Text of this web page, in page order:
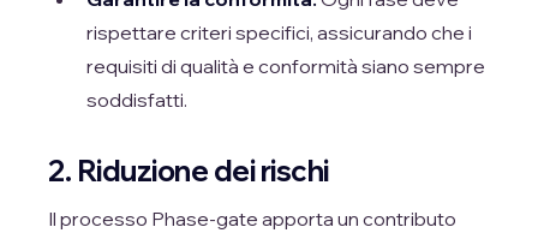
rispettare criteri specifici, assicurando che i
requisiti di qualità e conformità siano sempre
soddisfatti.
2. Riduzione dei rischi
Il processo Phase-gate apporta un contributo